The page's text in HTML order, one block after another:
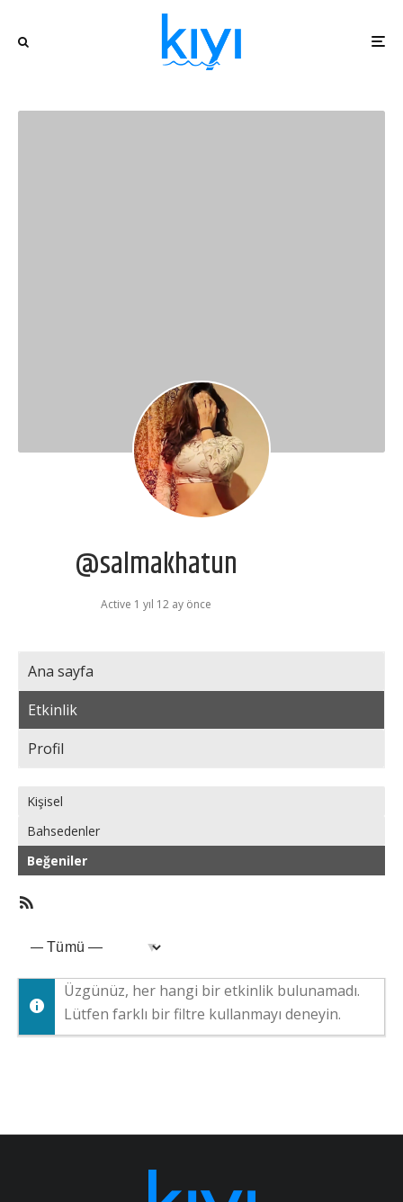
@salmakhatun
Active 1 yıl 12 ay önce
Ana sayfa
Etkinlik
Profil
Kişisel
Bahsedenler
Beğeniler
etkinlikleri
Üzgünüz, her hangi bir etkinlik bulunamadı.
Lütfen farklı bir filtre kullanmayı deneyin.